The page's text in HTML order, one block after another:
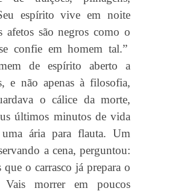
espírito vive em noite
afetos são negros como o
confie em homem tal.”
de espírito aberto a
e não apenas à filosofia,
o cálice da morte,
últimos minutos de vida
uma ária para flauta. Um
a cena, perguntou:
que o carrasco já prepara o
Vais morrer em poucos